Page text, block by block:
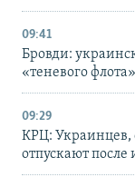
09:41
Бровди:
«теневого
09:29
КРЦ: Украинцев,
отпускают после